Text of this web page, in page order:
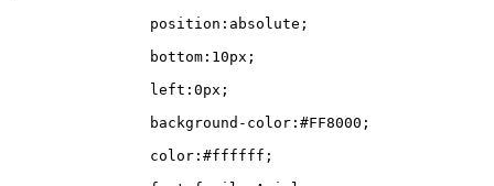
		position:absolute;
		bottom:10px;
		left:0px;
		background-color:#FF8000;
		color:#ffffff;